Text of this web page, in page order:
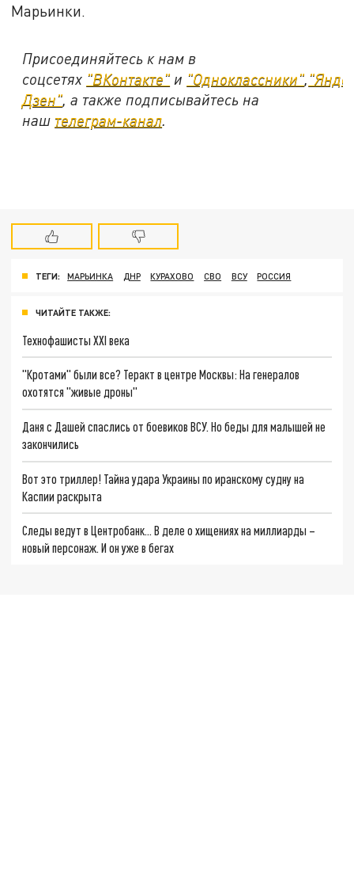
Марьинки.
Присоединяйтесь к нам в
соцсетях "ВКонтакте" и "Одноклассники",
Дзен", а также подписывайтесь на
наш телеграм-канал.
ТЕГИ: МАРЬИНКА ДНР КУРАХОВО СВО ВСУ РОССИЯ
ЧИТАЙТЕ ТАКЖЕ:
Технофашисты XXI века
"Кротами" были все? Теракт в центре Москвы: На генералов
охотятся "живые дроны"
Даня с Дашей спаслись от боевиков ВСУ. Но беды для малышей не
закончились
Вот это триллер! Тайна удара Украины по иранскому судну на
Каспии раскрыта
Следы ведут в Центробанк… В деле о хищениях на миллиарды –
новый персонаж. И он уже в бегах